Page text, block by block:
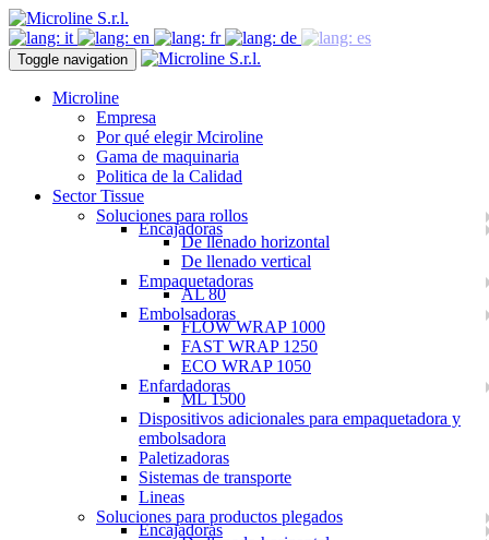
Toggle navigation
Microline
Empresa
Por qué elegir Mciroline
Gama de maquinaria
Politica de la Calidad
Sector Tissue
Soluciones para rollos
Encajadoras
De llenado horizontal
De llenado vertical
Empaquetadoras
AL 80
Embolsadoras
FLOW WRAP 1000
FAST WRAP 1250
ECO WRAP 1050
Enfardadoras
ML 1500
Dispositivos adicionales para empaquetadora y
embolsadora
Paletizadoras
Sistemas de transporte
Lineas
Soluciones para productos plegados
Encajadoras